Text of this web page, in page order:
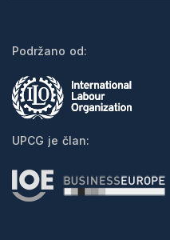
Podržano od:
UPCG je član: